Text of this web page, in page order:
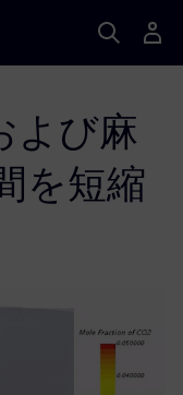
よび麻
を短縮